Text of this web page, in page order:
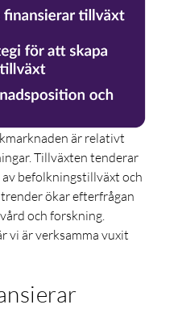
är relativt
Tillväxten tenderar
befolkningstillväxt och
trender ökar efterfrågan
och forskning.
vi är verksamma vuxit